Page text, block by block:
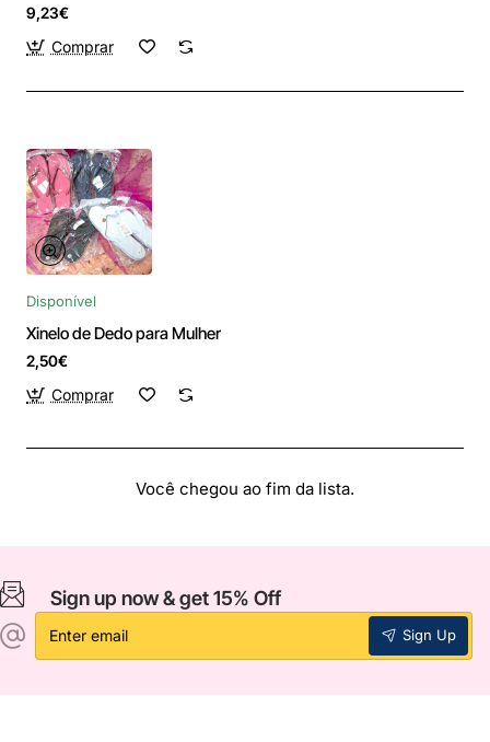
9,23€
Comprar
Disponível
Xinelo de Dedo para Mulher
2,50€
Comprar
Você chegou ao fim da lista.
Sign up now & get 15% Off
Enter
email
Sign Up